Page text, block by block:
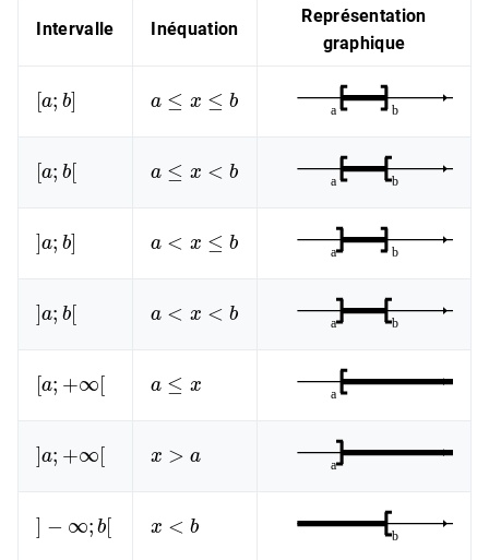
Intervalle Inéquation
Représentation
graphique
[ b] x
[ b [ x
] b]
] b [
[ x
]
]